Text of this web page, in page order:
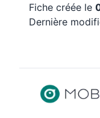
Fiche créée le
Dernière